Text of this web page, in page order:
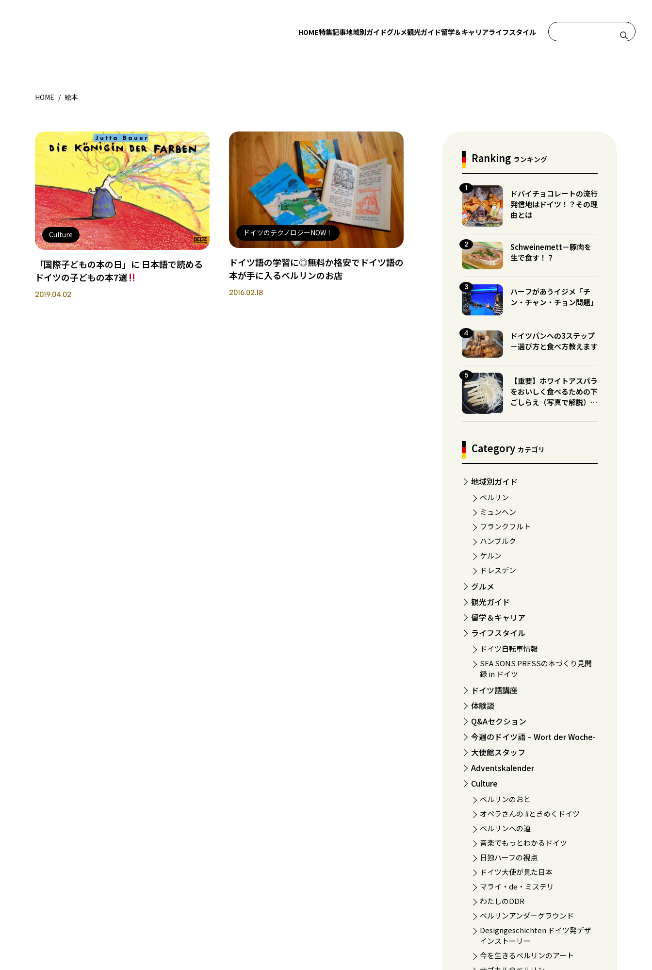
HOME特集記事地域別ガイドグルメ観光ガイド留学＆キャリアライフスタイル
HOME / 絵本
Culture
「国際子どもの本の日」に 日本語で読める
ドイツの子どもの本7選
2019.04.02
ドイツのテクノロジーNOW！
ドイツ語の学習に◎無料か格安でドイツ語の
本が手に入るベルリンのお店
2016.02.18
Ranking ランキング
ドバイチョコレートの流行
発信地はドイツ！？その理
由とは
Schweinemett－豚肉を
生で食す！？
ハーフがあうイジメ「チ
ン・チャン・チョン問題」
ドイツパンへの3ステップ
－選び方と食べ方教えます
【重要】ホワイトアスパラ
をおいしく食べるための下
ごしらえ（写真で解説）※
Category カテゴリ
地域別ガイド
ベルリン
ミュンヘン
フランクフルト
ハンブルク
ケルン
ドレスデン
グルメ
観光ガイド
留学＆キャリア
ライフスタイル
ドイツ自転車情報
SEA SONS PRESSの本づくり見聞
録 in ドイツ
ドイツ語講座
体験談
Q&Aセクション
今週のドイツ語 – Wort der Woche-
大使館スタッフ
Adventskalender
Culture
ベルリンのおと
オペラさんの #ときめくドイツ
ベルリンへの道
音楽でもっとわかるドイツ
日独ハーフの視点
ドイツ大使が見た日本
マライ・de・ミステリ
わたしのDDR
ベルリンアンダーグラウンド
Designgeschichten ドイツ発デザ
インストーリー
今を生きるベルリンのアート